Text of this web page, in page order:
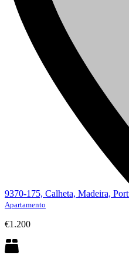
9370-175, Calheta, Madeira,
Apartamento
€1.200